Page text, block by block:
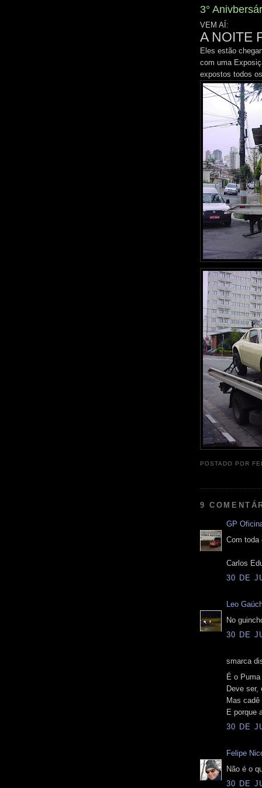
3°
VEM AÍ:
A NOITE
Eles estão
com uma
expostos todos
POSTADO POR
9
GP
Com toda
Carlos
30 DE
Leo
No
30 DE
smarca
É o
Deve ser,
Mas
E porque
30 DE
Felipe
Não é o
30 DE